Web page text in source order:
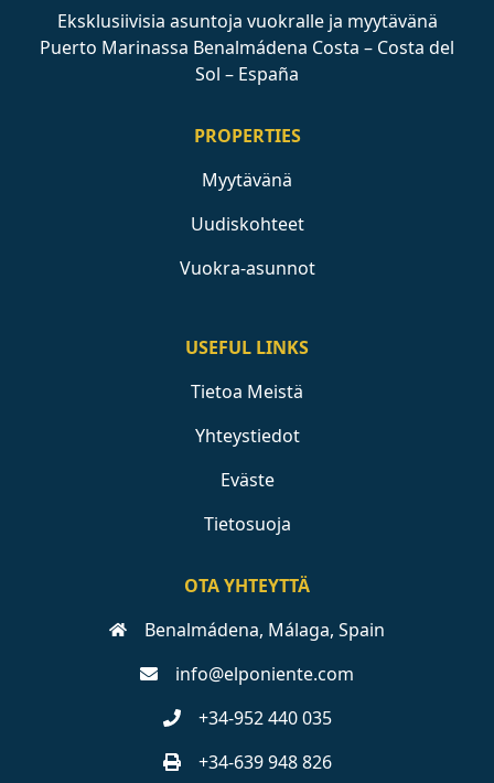
Eksklusiivisia asuntoja vuokralle ja myytävänä
Puerto Marinassa Benalmádena Costa – Costa del
Sol – España
PROPERTIES
Myytävänä
Uudiskohteet
Vuokra-asunnot
USEFUL LINKS
Tietoa Meistä
Yhteystiedot
Eväste
Tietosuoja
OTA YHTEYTTÄ
Benalmádena, Málaga, Spain
info@elponiente.com
+34-952 440 035
+34-639 948 826